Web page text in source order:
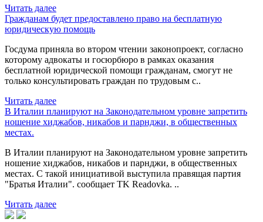
Читать далее
Гражданам будет предоставлено право на бесплатную
юридическую помощь
Госдума приняла во втором чтении законопроект, согласно
которому адвокаты и госюрбюро в рамках оказания
бесплатной юридической помощи гражданам, смогут не
только консультировать граждан по трудовым с..
Читать далее
В Италии планируют на Законодательном уровне запретить
ношение хиджабов, никабов и парнджи, в общественных
местах.
В Италии планируют на Законодательном уровне запретить
ношение хиджабов, никабов и парнджи, в общественных
местах. С такой инициативой выступила правящая партия
"Братья Италии". сообщает TK Readovka. ..
Читать далее